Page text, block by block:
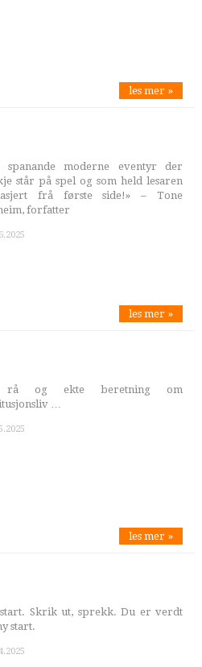
les mer »
spanande moderne eventyr der
står på spel og som held lesaren
frå første side!» – Tone
forfatter
les mer »
og ekte beretning om
…
les mer »
Skrik ut, sprekk. Du er verdt
start.